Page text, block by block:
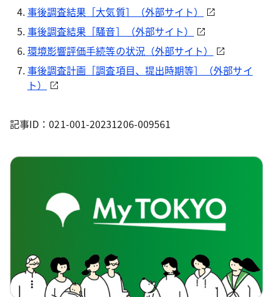
事後調査結果［大気質］（外部サイト）
事後調査結果［騒音］（外部サイト）
環境影響評価手続等の状況（外部サイト）
事後調査計画［調査項目、提出時期等］（外部サイ
ト）
記事ID：021-001-20231206-009561